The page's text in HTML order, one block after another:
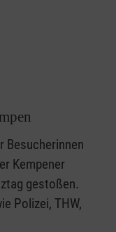
Besucherinnen
Kempener
gestoßen.
Polizei, THW,